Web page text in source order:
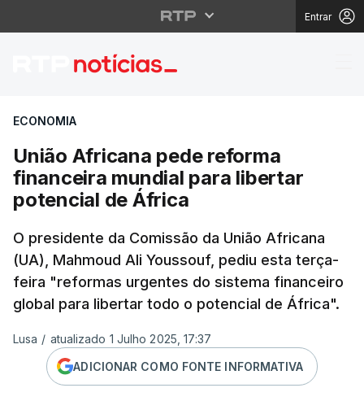
Entrar
União Africana pede
ECONOMIA
União Africana pede reforma
financeira mundial para libertar
potencial de África
O presidente da Comissão da União Africana
(UA), Mahmoud Ali Youssouf, pediu esta terça-
feira "reformas urgentes do sistema financeiro
global para libertar todo o potencial de África".
Lusa / atualizado 1 Julho 2025, 17:37
ADICIONAR COMO FONTE INFORMATIVA